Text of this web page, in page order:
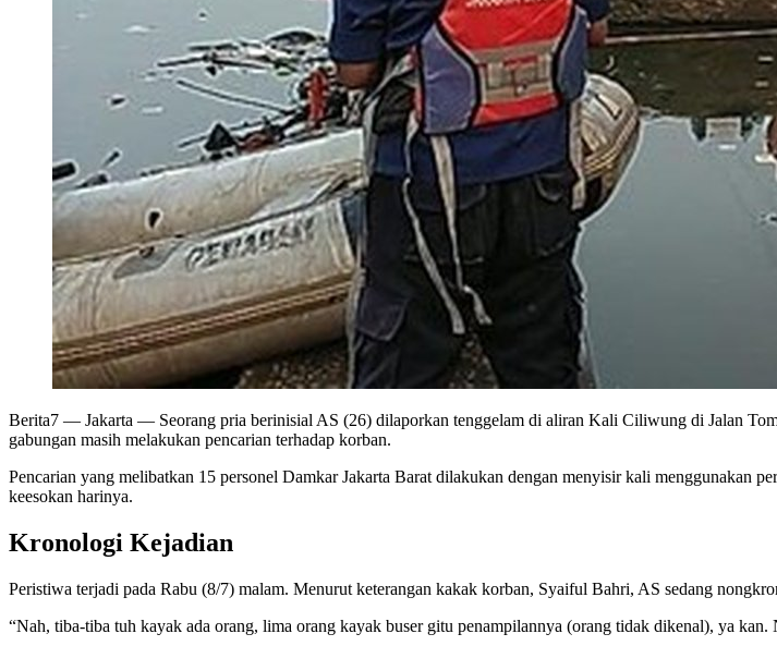
Berita7 — Jakarta — Seorang pria berinisial AS (26) dilaporkan tenggelam di aliran Kali Ciliwung di Jalan
gabungan masih melakukan pencarian terhadap korban.
Pencarian yang melibatkan 15 personel Damkar Jakarta Barat dilakukan dengan menyisir kali menggunakan
keesokan harinya.
Kronologi Kejadian
Peristiwa terjadi pada Rabu (8/7) malam. Menurut keterangan kakak korban, Syaiful Bahri, AS sedang
“Nah, tiba-tiba tuh kayak ada orang, lima orang kayak buser gitu penampilannya (orang tidak dikenal), ya